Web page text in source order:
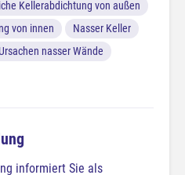
Kellerabdichtung von außen
von innen
Nasser Keller
Ursachen nasser Wände
informiert Sie als